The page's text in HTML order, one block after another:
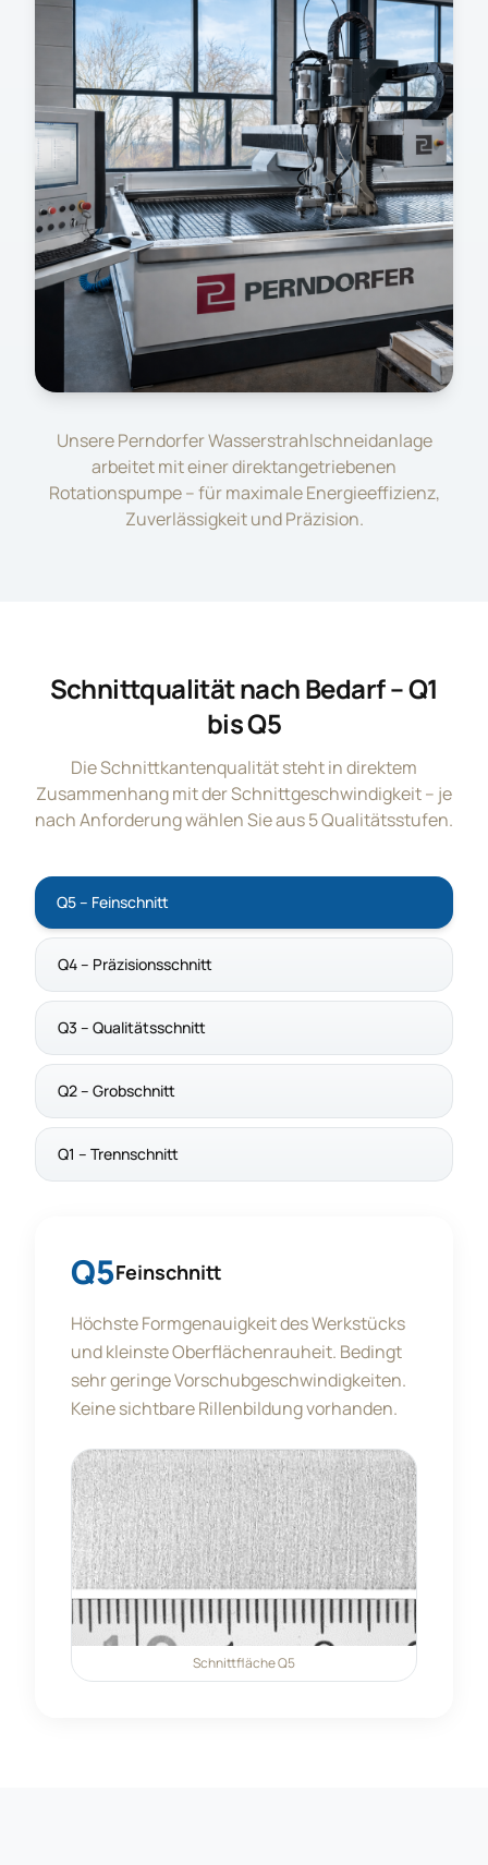
Unsere Perndorfer Wasserstrahlschneidanlage
arbeitet mit einer direktangetriebenen
Rotationspumpe – für maximale Energieeffizienz,
Zuverlässigkeit und Präzision.
Schnittqualität nach Bedarf – Q1
bis Q5
Die Schnittkantenqualität steht in direktem
Zusammenhang mit der Schnittgeschwindigkeit – je
nach Anforderung wählen Sie aus 5 Qualitätsstufen.
Q5 – Feinschnitt
Q4 – Präzisionsschnitt
Q3 – Qualitätsschnitt
Q2 – Grobschnitt
Q1 – Trennschnitt
Q5Feinschnitt
Höchste Formgenauigkeit des Werkstücks
und kleinste Oberflächenrauheit. Bedingt
sehr geringe Vorschubgeschwindigkeiten.
Keine sichtbare Rillenbildung vorhanden.
SchnittflächeQ5